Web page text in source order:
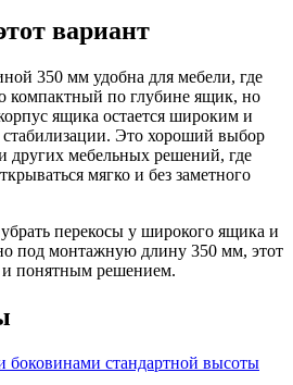
вариант
350 мм удобна для мебели, где
компактный по глубине ящик, но
ящика остается широким и
стабилизации. Это хороший выбор
других мебельных решений, где
мягко и без заметного
перекосы у широкого ящика и
под монтажную длину 350 мм, этот
и понятным решением.
стандартной высоты